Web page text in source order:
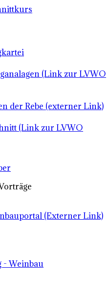
(Link zur LVWO
der Rebe (externer Link)
(Link zur LVWO
(Externer Link)
- Weinbau